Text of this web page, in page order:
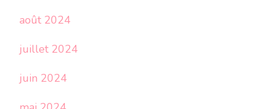
août 2024
juillet 2024
juin 2024